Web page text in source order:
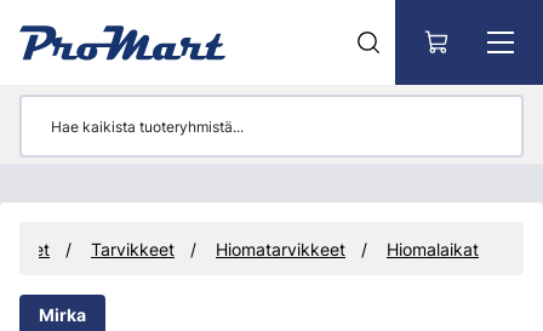
Tarvikkeet Hiomatarvikkeet Hiomalaikat
Mirka